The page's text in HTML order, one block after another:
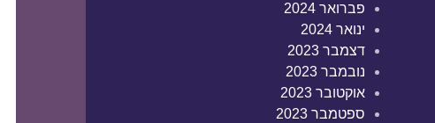
פברואר 2024
ינואר 2024
דצמבר 2023
נובמבר 2023
אוקטובר 2023
ספטמבר 2023